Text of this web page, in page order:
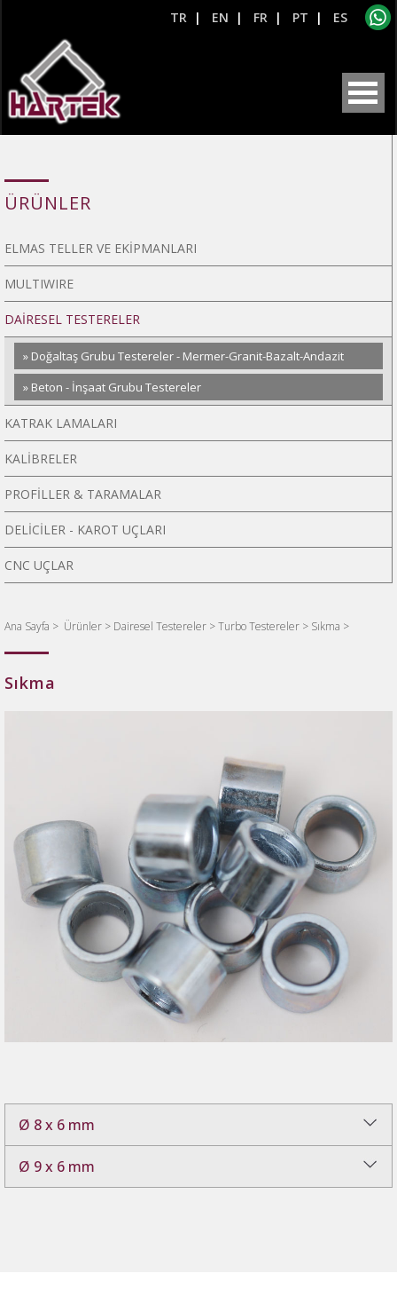
TR| EN | FR| PT | ES
ÜRÜNLER
ELMAS TELLER VE EKİPMANLARI
MULTIWIRE
DAİRESEL TESTERELER
» Doğaltaş Grubu Testereler - Mermer-Granit-Bazalt-Andazit
» Beton - İnşaat Grubu Testereler
KATRAK LAMALARI
KALİBRELER
PROFİLLER & TARAMALAR
DELİCİLER - KAROT UÇLARI
CNC UÇLAR
Ana Sayfa > Ürünler > Dairesel Testereler >Turbo Testereler > Sıkma >
Sıkma
Ø 8 x 6 mm
Ø 9 x 6 mm